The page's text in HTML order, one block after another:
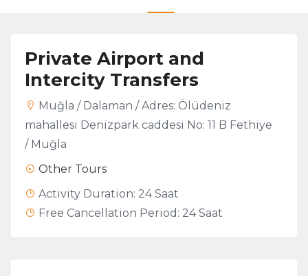
Private Airport and
Intercity Transfers
Muğla / Dalaman / Adres: Ölüdeniz
mahallesi Denizpark caddesi No: 11 B Fethiye
/ Muğla
Other Tours
Activity Duration: 24 Saat
Free Cancellation Period: 24 Saat